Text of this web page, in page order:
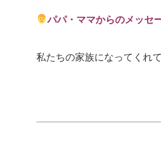
パパ・ママからのメッセ
私たちの家族になってくれ